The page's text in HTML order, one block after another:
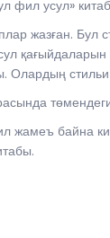
усул»
жазған.
байна